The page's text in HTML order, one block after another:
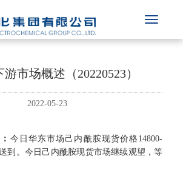
市场概述（20220523）
2022-05-23
今日华东市场己内酰胺现货价格14800-
到。今日己内酰胺现货市场继续观望，等